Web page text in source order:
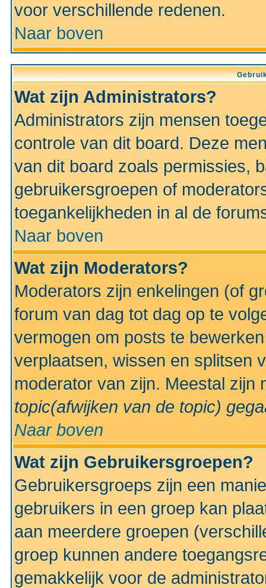
voor verschillende redenen.
Naar boven
Wat zijn Administrators?
Administrators zijn mensen
controle van dit board. Deze
van dit board zoals permissies,
gebruikersgroepen of
toegankelijkheden in al de
Naar boven
Wat zijn Moderators?
Moderators zijn enkelingen (of
forum van dag tot dag op te
vermogen om posts te
verplaatsen, wissen en splitsen
moderator van zijn. Meestal
topic(afwijken van de topic)
Naar boven
Wat zijn Gebruikersgroepen?
Gebruikersgroeps zijn een
gebruikers in een groep kan
aan meerdere groepen
groep kunnen andere
gemakkelijk voor de